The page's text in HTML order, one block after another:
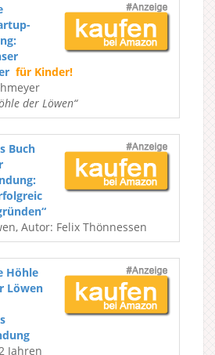
für Kinder!
der Löwen“
Buch
Autor: Felix Thönnessen
Höhle
Löwen
Jahren